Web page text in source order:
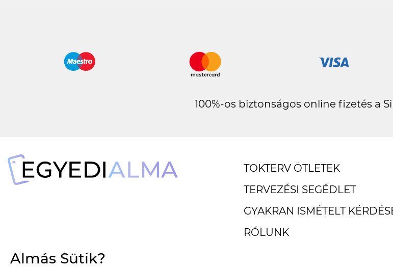
100%-os biztonságos online fizetés a
TOKTERV ÖTLETEK
TERVEZÉSI SEGÉDLET
GYAKRAN ISMÉTELT
RÓLUNK
Almás Sütik?